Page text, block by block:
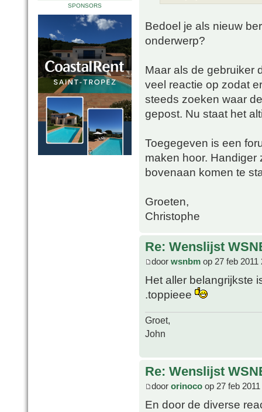
SPONSORS
Bedoel je als nieuw
onderwerp?
Maar als de gebruiker
veel reactie op zodat
steeds zoeken waar
gepost. Nu staat het
Toegegeven is een
maken hoor. Handiger
bovenaan komen te
Groeten,
Christophe
Re: Wenslijst
door wsnbm op 27 feb 2011
Het aller belangrijkste
.toppieee
Groet,
John
Re: Wenslijst
door orinoco op 27 feb
En door de diverse